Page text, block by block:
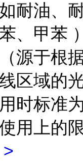
耐油、
、甲苯
源于根
区域的
时标准
用上的